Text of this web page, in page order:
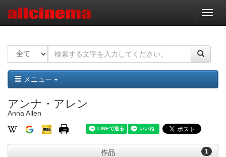
ナ
ビ
ー
ョ
ン
メニュー
アンナ・アレン
Anna Allen
1
作品